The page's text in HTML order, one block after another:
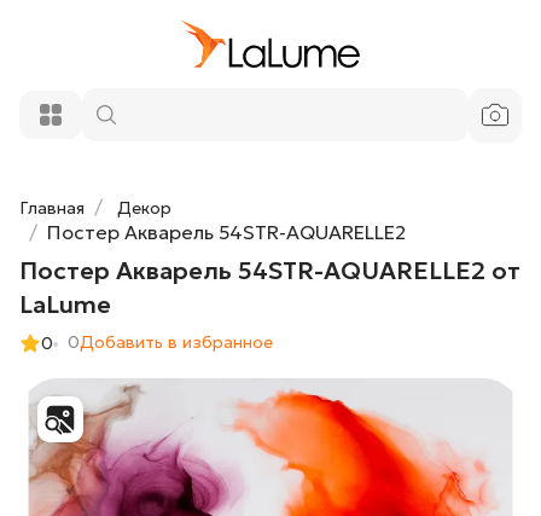
Главная Декор
Постер Акварель 54STR-AQUARELLE2
Постер Акварель 54STR-AQUARELLE2 от
LaLume
0 0Добавить в избранное